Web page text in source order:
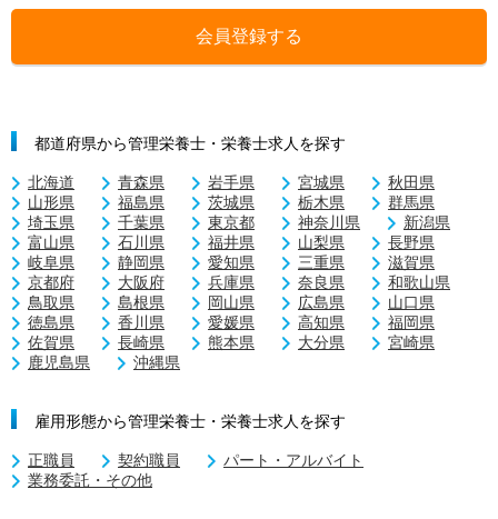
会員登録する
都道府県から管理栄養士・栄養士求人を探す
北海道 青森県 岩手県 宮城県
秋田県
山形県
福島県 茨城県 栃木県
群馬県
埼玉県
千葉県 東京都 神奈川県
新潟県
富山県
石川県 福井県 山梨県
長野県
岐阜県
静岡県 愛知県 三重県
滋賀県
京都府
大阪府 兵庫県 奈良県
和歌山県
鳥取県
島根県 岡山県 広島県
山口県
徳島県
香川県 愛媛県 高知県
福岡県
佐賀県
長崎県 熊本県 大分県
宮崎県
鹿児島県
沖縄県
雇用形態から管理栄養士・栄養士求人を探す
正職員 契約職員
パート・アルバイト
業務委託・その他